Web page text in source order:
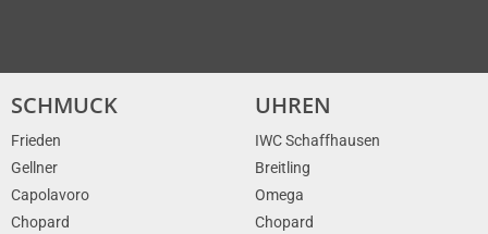
SCHMUCK
Frieden
Gellner
Capolavoro
Chopard
UHREN
IWC Schaffhausen
Breitling
Omega
Chopard